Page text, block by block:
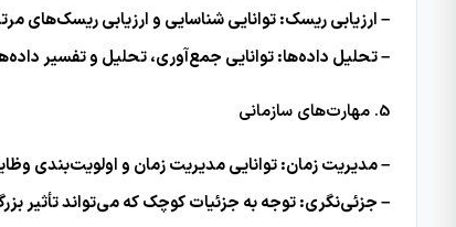
– ارزیابی ریسک: توانایی شناسایی و ارزیابی ریسک‌های
– تحلیل داده‌ها: توانایی جمع‌آوری، تحلیل و تفسیر
5. مهارت‌های سازمانی
– مدیریت زمان: توانایی مدیریت زمان و اولویت‌بندی
– جزئی‌نگری: توجه به جزئیات کوچک که می‌تواند تأثیر